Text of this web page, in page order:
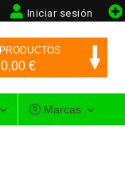
Iniciar sesión
PRODUCTOS
0,00 €
Marcas